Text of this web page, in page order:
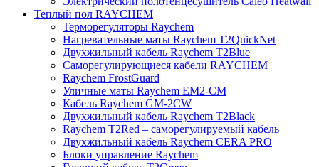
Теплый пол RAYCHEM
Терморегуляторы Raychem
Нагревательные маты Raychem T2QuickNet
Двухжильный кабель Raychem T2Blue
Саморегулирующиеся кабели RAYCHEM
Raychem FrostGuard
Уличные маты Raychem EM2-CM
Кабель Raychem GM-2CW
Двухжильный кабель Raychem T2Black
Raychem T2Red – саморегулируемый кабель
Двухжильный кабель Raychem CERA PRO
Блоки управление Raychem